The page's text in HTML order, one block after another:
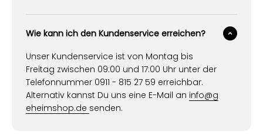
Wie kann ich den Kundenservice erreichen?
Unser Kundenservice ist von Montag bis
Freitag zwischen 09:00 und 17:00 Uhr unter der
Telefonnummer 0911 - 815 27 59 erreichbar.
Alternativ kannst Du uns eine E-Mail an info@g
eheimshop.de senden.